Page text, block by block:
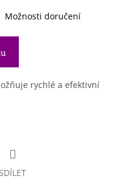
Možnosti doručení
rychlé a efektivní
SDÍLET